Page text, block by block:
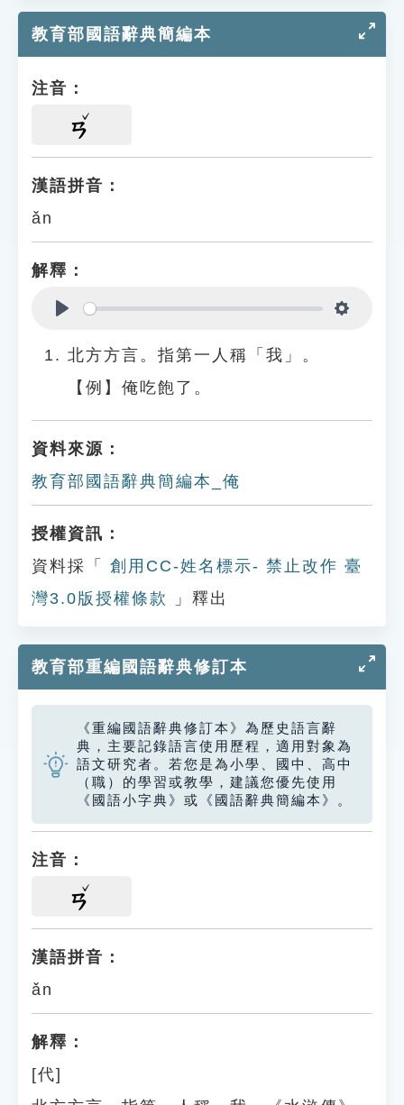
教育部國語辭典簡編本
注音：
ㄢ
漢語拼音：
ǎn
解釋：
北方方言。指第一人稱「我」。
【例】俺吃飽了。
資料來源：
教育部國語辭典簡編本_俺
授權資訊：
資料採「
創用CC-姓名標示- 禁止改作 臺
灣3.0版授權條款
」釋出
教育部重編國語辭典修訂本
《重編國語辭典修訂本》為歷史語言辭
典，主要記錄語言使用歷程，適用對象為
語文研究者。若您是為小學、國中、高中
（職）的學習或教學，建議您優先使用
《國語小字典》或《國語辭典簡編本》。
注音：
ㄢ
漢語拼音：
ǎn
解釋：
[代]